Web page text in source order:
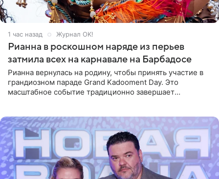
1 час назад Журнал OK!
Рианна в роскошном наряде из перьев
затмила всех на карнавале на Барбадосе
Рианна вернулась на родину, чтобы принять участие в
грандиозном параде Grand Kadooment Day. Это
масштабное событие традиционно завершает